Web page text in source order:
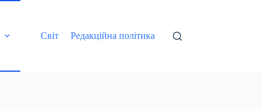
Світ Редакційна політика